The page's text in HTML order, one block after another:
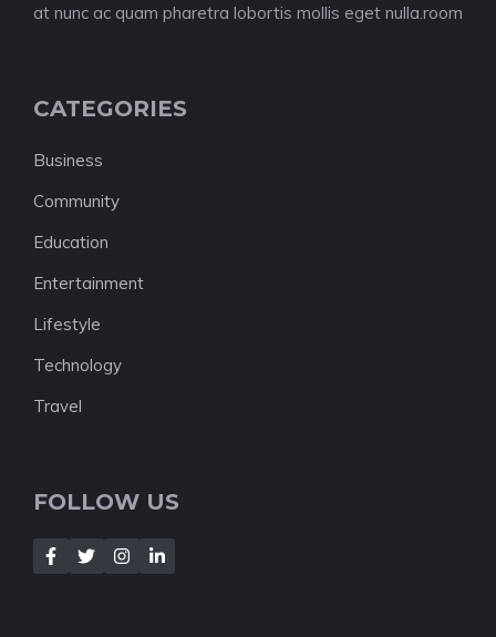
at nunc ac quam pharetra lobortis mollis eget nulla.room
CATEGORIES
Business
Community
Education
Entertainment
Lifestyle
Technology
Travel
FOLLOW US